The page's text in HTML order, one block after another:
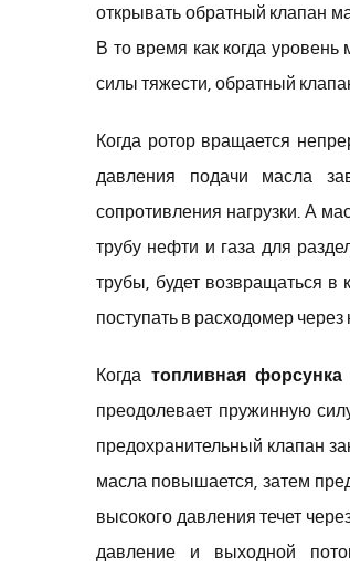
открывать обратный клапан
В то время как когда
силы тяжести, обратный
Когда ротор вращается
давления подачи масла
сопротивления нагрузки. А
трубу нефти и газа для
трубы, будет возвращаться в
поступать в расходомер
Когда топливная форсунка
преодолевает пружинную
предохранительный клапан
масла повышается, затем
высокого давления течет
давление и выходной